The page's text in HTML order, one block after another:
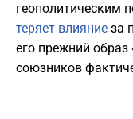
геополитическим
теряет влияние за
его прежний образ
союзников